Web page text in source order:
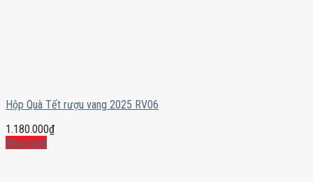
Hộp Quà Tết rượu vang 2025 RV06
1.180.000₫
Mua ngay